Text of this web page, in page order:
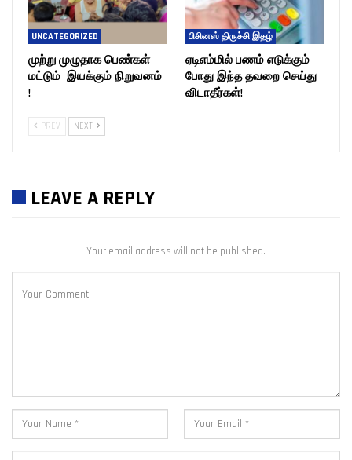
UNCATEGORIZED
முற்று முழுதாக பெண்கள்
மட்டும் இயக்கும் நிறுவனம்
!
பிசினஸ் திருச்சி இதழ்
ஏடிஎம்மில் பணம் எடுக்கும்
போது இந்த தவறை செய்து
விடாதீர்கள்!
PREV NEXT
LEAVE A REPLY
Your email address will not be published.